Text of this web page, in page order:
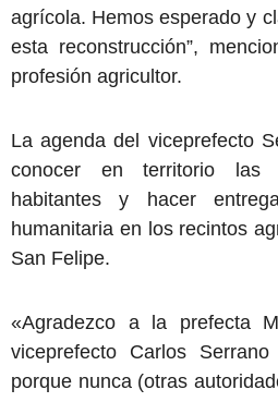
agrícola. Hemos esperado y
esta reconstrucción”,
profesión agricultor.
La agenda del viceprefecto
conocer en territorio las
habitantes y hacer
humanitaria en los recintos
San Felipe.
«Agradezco a la prefecta
viceprefecto Carlos
porque nunca (otras